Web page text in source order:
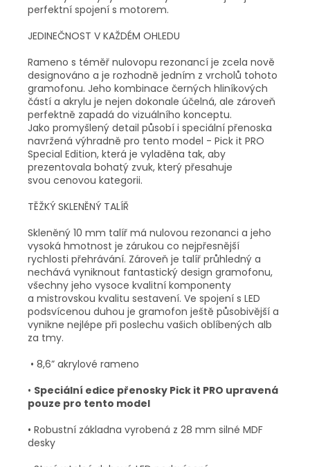
perfektní spojení s motorem.
JEDINEČNOST V KAŽDÉM OHLEDU
Rameno s téměř nulovopu rezonancí je zcela nově
designováno a je rozhodně jedním z vrcholů tohoto
gramofonu. Jeho kombinace černých hliníkových
částí a akrylu je nejen dokonale účelná, ale zároveň
perfektně zapadá do vizuálního konceptu.
Jako promyšlený detail působí i speciální přenoska
navržená výhradně pro tento model - Pick it PRO
Special Edition, která je vyladěna tak, aby
prezentovala bohatý zvuk, který přesahuje
svou cenovou kategorii.
TĚŽKÝ SKLENĚNÝ TALÍŘ
Skleněný 10 mm talíř má nulovou rezonanci a jeho
vysoká hmotnost je zárukou co nejpřesnější
rychlosti přehrávání. Zároveň je talíř průhledný a
nechává vyniknout fantastický design gramofonu,
všechny jeho vysoce kvalitní komponenty
a mistrovskou kvalitu sestavení. Ve spojení s LED
podsvícenou duhou je gramofon ještě působivější a
vynikne nejlépe při poslechu vašich oblíbených alb
za tmy.
• 8,6” akrylové rameno
• Speciální edice přenosky Pick it PRO upravená
pouze pro tento model
• Robustní základna vyrobená z 28 mm silné MDF
desky